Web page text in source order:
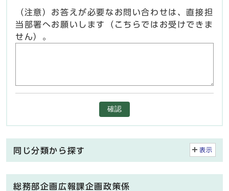
（注意）お答えが必要なお問い合わせは、直接担
当部署へお願いします（こちらではお受けできま
せん）。
確認
同じ分類から探す 表示
総務部企画広報課企画政策係